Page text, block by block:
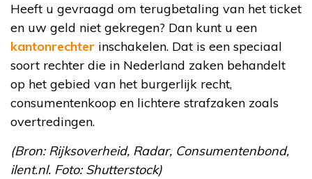
Heeft u gevraagd om terugbetaling van het ticket
en uw geld niet gekregen? Dan kunt u een
kantonrechter inschakelen. Dat is een speciaal
soort rechter die in Nederland zaken behandelt
op het gebied van het burgerlijk recht,
consumentenkoop en lichtere strafzaken zoals
overtredingen.
(Bron: Rijksoverheid, Radar, Consumentenbond,
ilent.nl. Foto: Shutterstock)